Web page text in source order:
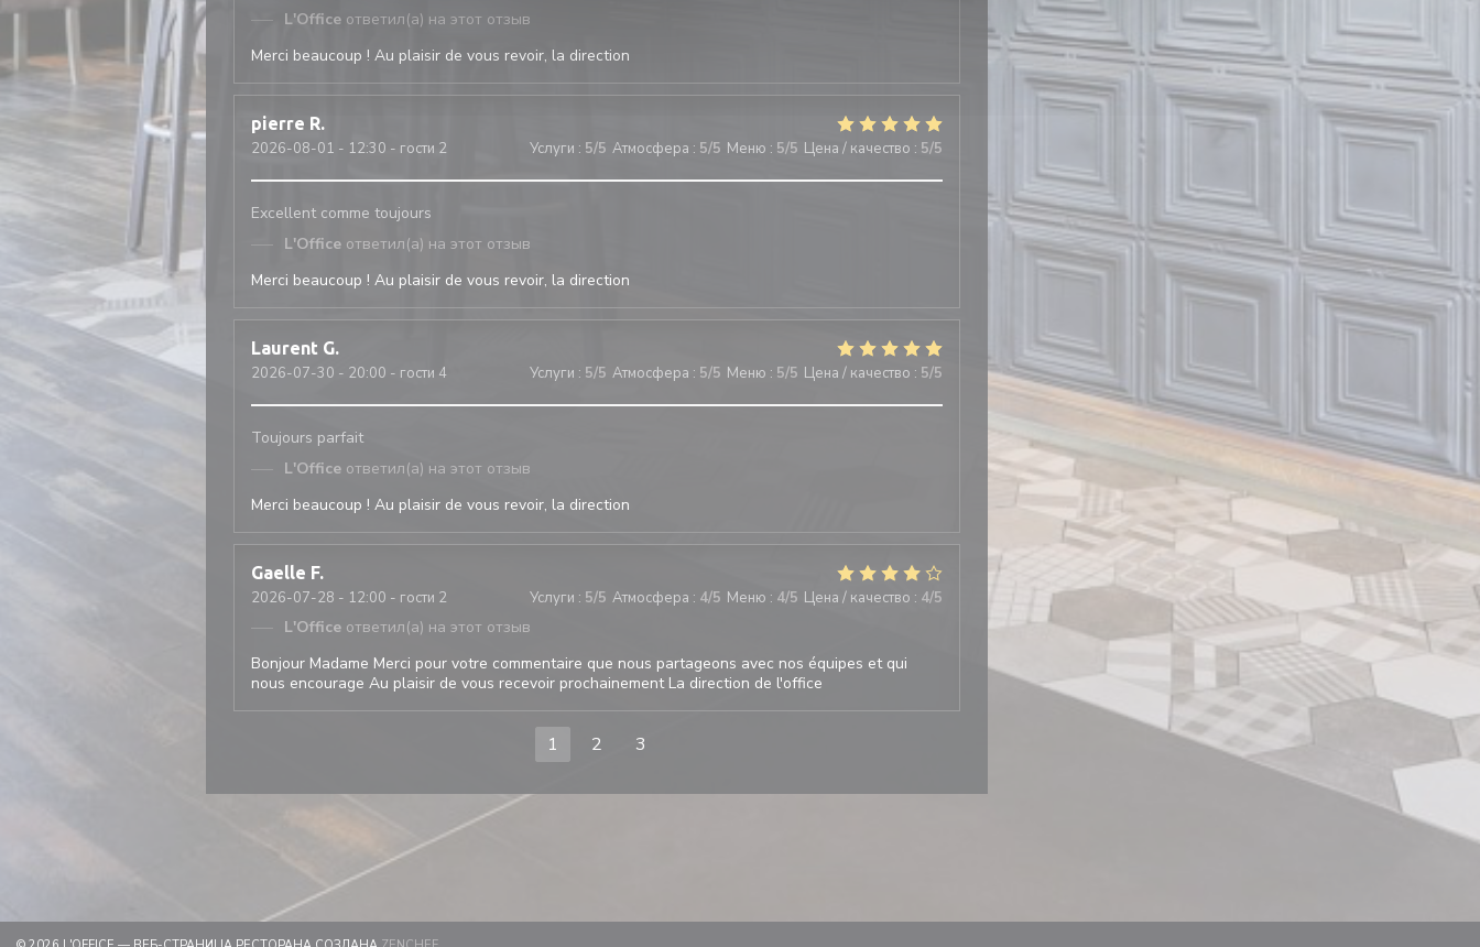
L'Office ответил(а) на этот отзыв
Merci beaucoup ! Au plaisir de vous revoir, la direction
pierre R
2026-08-01 - 12:30 - гости 2 Услуги : 5/5 Атмосфера : 5/5 Меню : 5/5 Цена / качество : 5/5
Excellent comme toujours
L'Office ответил(а) на этот отзыв
Merci beaucoup ! Au plaisir de vous revoir, la direction
Laurent G
2026-07-30 - 20:00 - гости 4 Услуги : 5/5 Атмосфера : 5/5 Меню : 5/5 Цена / качество : 5/5
Toujours parfait
L'Office ответил(а) на этот отзыв
Merci beaucoup ! Au plaisir de vous revoir, la direction
Gaelle F
2026-07-28 - 12:00 - гости 2 Услуги : 5/5 Атмосфера : 4/5 Меню : 4/5 Цена / качество : 4/5
L'Office ответил(а) на этот отзыв
Bonjour Madame Merci pour votre commentaire que nous partageons avec nos équipes et qui
nous encourage Au plaisir de vous recevoir prochainement La direction de l'office
1 2 3